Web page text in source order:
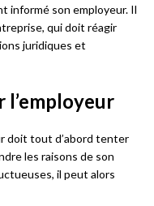
informé son employeur. Il
qui doit réagir
juridiques et
l’employeur
doit tout d’abord tenter
les raisons de son
il peut alors